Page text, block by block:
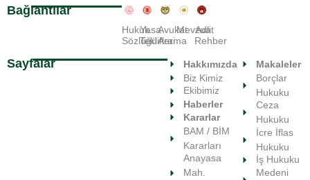
Bağlantılar
Hukuk
Sözlüğü
Yasa
Teklifleri
Avukat
Arama
Mevzuat
Adli
Rehber
Sayfalar
Hakkımızda
Biz Kimiz
Ekibimiz
Haberler
Kararlar
BAM / BİM
Kararları
Anayasa
Mah.
Makaleler
Borçlar
Hukuku
Ceza
Hukuku
İcre İflas
Hukuku
İş Hukuku
Medeni